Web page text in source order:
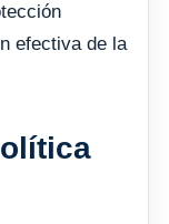
efectiva de la